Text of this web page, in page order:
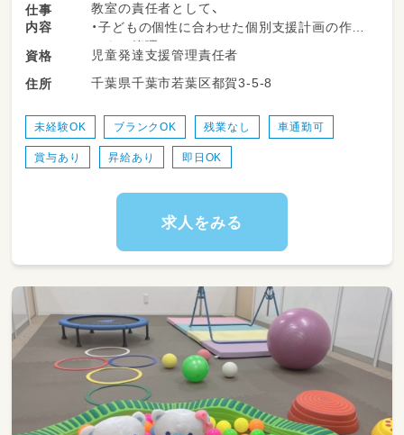
仕事
内容
教室の責任者として、
・子どもの個性に合わせた個別支援計画の作成
および管理
・児童指導員へのアドバイス
・管理者として教室の運営管理 などをお願い
※レッスンは1対1の少人数制、送迎・預かりな
しの母子同伴
業務の変更の範囲：会社の定める業務
就業場所の変更の範囲：会社の定める事業所
資格
児童発達支援管理責任者
住所
千葉県千葉市若葉区都賀3-5-8
未経験OK ブランクOK 残業なし 車通勤可
賞与あり 昇給あり 即日OK
求人をみる